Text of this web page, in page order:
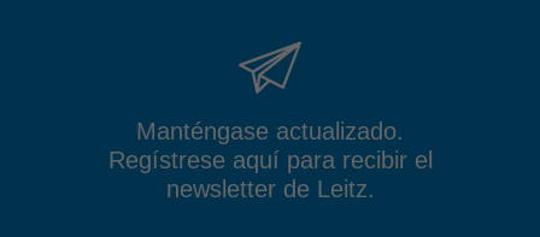
Manténgase actualizado.
Regístrese aquí para recibir el
newsletter de Leitz.